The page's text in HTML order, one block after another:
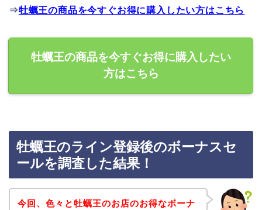
⇒牡蠣王の商品を今すぐお得に購入したい方はこちら
牡蠣王の商品を今すぐお得に購入したい
方はこちら
牡蠣王のライン登録後のボーナスセ
ールを調査した結果！
今回、色々と牡蠣王のお店のお得なボーナ